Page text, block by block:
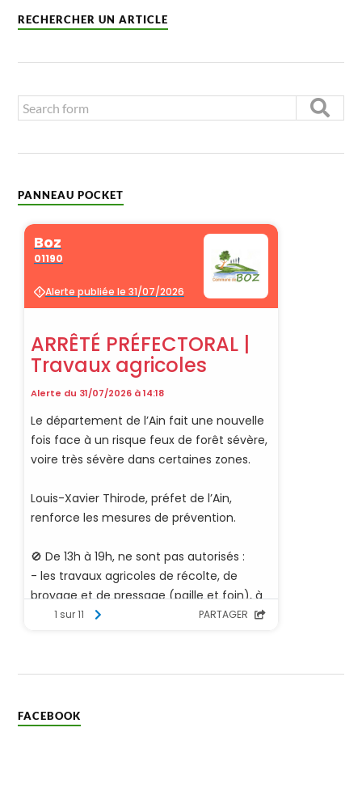
RECHERCHER UN ARTICLE
PANNEAU POCKET
FACEBOOK